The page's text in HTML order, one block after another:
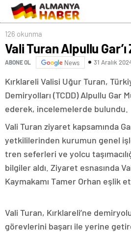
126 okunma
Vali Turan Alpullu
ABONE OL News 31 Aralık
Kırklareli Valisi Uğur Turan,
Demiryolları (TCDD) Alpullu Gar
ederek, incelemelerde bulundu.
Vali Turan ziyaret kapsamında
yetkililerinden kurumun genel
tren seferleri ve yolcu
bilgiler aldı. Ziyaret esnasında
Kaymakamı Tamer Orhan eşlik
Vali Turan, Kırklareli’ne
görevlerini başarı ile yerine